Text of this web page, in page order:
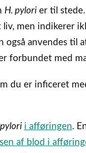
H. pylorier til stede.
men indikerer
anvendes til
forbundet med
du er inficeret
i afføringen.
af blod i